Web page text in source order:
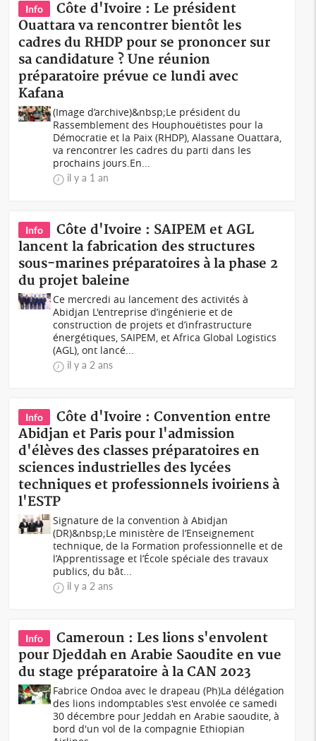
Info
Côte d'Ivoire : Le président
Ouattara va rencontrer bientôt les
cadres du RHDP pour se prononcer sur
sa candidature ? Une réunion
préparatoire prévue ce lundi avec
Kafana
(Image d’archive)&nbsp;Le président du
Rassemblement des Houphouëtistes pour la
Démocratie et la Paix (RHDP), Alassane Ouattara,
va rencontrer les cadres du parti dans les
prochains jours.En...
il y a 1 an
Info
Côte d'Ivoire : SAIPEM et AGL
lancent la fabrication des structures
sous-marines préparatoires à la phase 2
du projet baleine
Ce mercredi au lancement des activités à
Abidjan L'entreprise d’ingénierie et de
construction de projets et d’infrastructure
énergétiques, SAIPEM, et Africa Global Logistics
(AGL), ont lancé...
il y a 2 ans
Info
Côte d'Ivoire : Convention entre
Abidjan et Paris pour l'admission
d'élèves des classes préparatoires en
sciences industrielles des lycées
techniques et professionnels ivoiriens à
l'ESTP
Signature de la convention à Abidjan
(DR)&nbsp;Le ministère de l’Enseignement
technique, de la Formation professionnelle et de
l’Apprentissage et l’École spéciale des travaux
publics, du bât...
il y a 2 ans
Info
Cameroun : Les lions s'envolent
pour Djeddah en Arabie Saoudite en vue
du stage préparatoire à la CAN 2023
Fabrice Ondoa avec le drapeau (Ph)La délégation
des lions indomptables s'est envolée ce samedi
30 décembre pour Jeddah en Arabie saoudite, à
bord d'un vol de la compagnie Ethiopian